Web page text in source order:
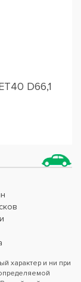
D66,1
характер и ни при